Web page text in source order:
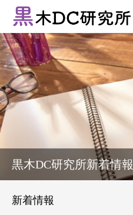
黒木DC研究所新着情報
新着情報
法人向けサービス
個人向けサービス
コラム
新着情報